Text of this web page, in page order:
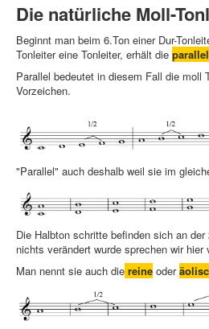
Die natürliche Moll-
Beginnt man beim 6.Ton einer Dur-
Tonleiter eine Tonleiter, erhält die
Parallel bedeutet in diesem Fall die moll
Vorzeichen.
"Parallel" auch deshalb weil sie im
Die Halbton schritte befinden sich an
nichts verändert wurde sprechen wir hier
Man nennt sie auch die reine oder